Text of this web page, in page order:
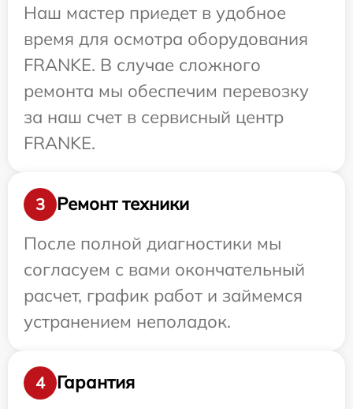
Наш мастер приедет в удобное
время для осмотра оборудования
FRANKE. В случае сложного
ремонта мы обеспечим перевозку
за наш счет в сервисный центр
FRANKE.
3
Ремонт техники
После полной диагностики мы
согласуем с вами окончательный
расчет, график работ и займемся
устранением неполадок.
4
Гарантия